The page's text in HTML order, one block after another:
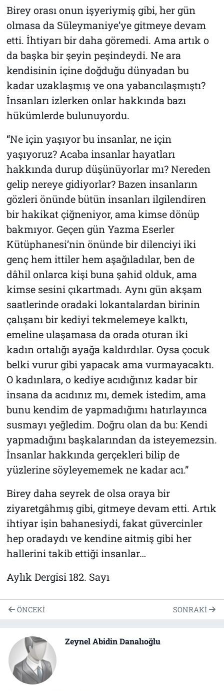
Birey orası onun işyeriymiş gibi, her gün
olmasa da Süleymaniye’ye gitmeye devam
etti. İhtiyarı bir daha göremedi. Ama artık o
da başka bir şeyin peşindeydi. Ne ara
kendisinin içine doğduğu dünyadan bu
kadar uzaklaşmış ve ona yabancılaşmıştı?
İnsanları izlerken onlar hakkında bazı
hükümlerde bulunuyordu.
“Ne için yaşıyor bu insanlar, ne için
yaşıyoruz? Acaba insanlar hayatları
hakkında durup düşünüyorlar mı? Nereden
gelip nereye gidiyorlar? Bazen insanların
gözleri önünde bütün insanları ilgilendiren
bir hakikat çiğneniyor, ama kimse dönüp
bakmıyor. Geçen gün Yazma Eserler
Kütüphanesi’nin önünde bir dilenciyi iki
genç hem ittiler hem aşağıladılar, ben de
dâhil onlarca kişi buna şahid olduk, ama
kimse sesini çıkartmadı. Aynı gün akşam
saatlerinde oradaki lokantalardan birinin
çalışanı bir kediyi tekmelemeye kalktı,
emeline ulaşamasa da orada oturan iki
kadın ortalığı ayağa kaldırdılar. Oysa çocuk
belki vurur gibi yapacak ama vurmayacaktı.
O kadınlara, o kediye acıdığınız kadar bir
insana da acıdınız mı, demek istedim, ama
bunu kendim de yapmadığımı hatırlayınca
susmayı yeğledim. Doğru olan da bu: Kendi
yapmadığını başkalarından da isteyemezsin.
İnsanlar hakkında gerçekleri bilip de
yüzlerine söyleyememek ne kadar acı.”
Birey daha seyrek de olsa oraya bir
ziyaretgâhmış gibi, gitmeye devam etti. Artık
ihtiyar işin bahanesiydi, fakat güvercinler
hep oradaydı ve kendine aitmiş gibi her
hallerini takib ettiği insanlar…
Aylık Dergisi 182. Sayı
ÖNCEKI SONRAKI
Zeynel Abidin Danalıoğlu